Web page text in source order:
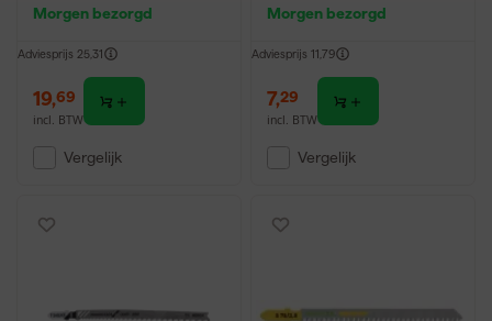
Morgen bezorgd
Adviesprijs 25,31
19,69
incl. BTW
Vergelijk
Morgen bezorgd
Adviesprijs 11,79
7,29
incl. BTW
Vergelijk